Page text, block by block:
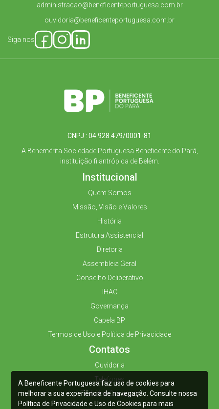
administracao@beneficenteportuguesa.com.br
ouvidoria@beneficenteportuguesa.com.br
Siga nos
CNPJ : 04.928.479/0001-81
A Benemérita Sociedade Portuguesa Beneficente do Pará,
instituição filantrópica de Belém.
Institucional
Quem Somos
Missão, Visão e Valores
História
Estrutura Assistencial
Diretoria
Assembleia Geral
Conselho Deliberativo
IHAC
Governança
Capela BP
Termos de Uso e Política de Privacidade
Contatos
Ouvidoria
Telefones
Trabalhe Conosco
A Beneficente Portuguesa faz uso de cookies para
melhorar a sua experiência de navegação. Consulte nossa
Política de Privacidade e Uso de Cookies para mais